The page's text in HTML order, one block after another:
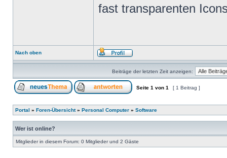
fast transparenten
Nach oben
Beiträge der letzten Zeit anzeigen:
Seite 1 von 1 [ 1 Beitrag ]
Portal » Foren-Übersicht» Personal Computer » Software
Wer ist online?
Mitglieder in diesem Forum: 0 Mitglieder und 2 Gäste